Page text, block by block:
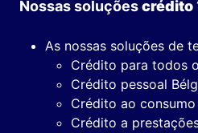
Nossas soluçõescrédito
As nossas soluções de
Crédito para todos
Crédito pessoal
Crédito ao consumo
Crédito a